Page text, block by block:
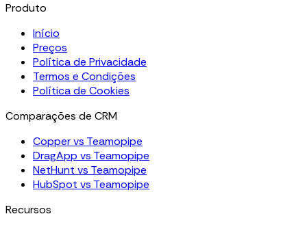
Produto
Início
Preços
Política de Privacidade
Termos e Condições
Política de Cookies
Comparações de CRM
Copper vs Teamopipe
DragApp vs Teamopipe
NetHunt vs Teamopipe
HubSpot vs Teamopipe
Recursos